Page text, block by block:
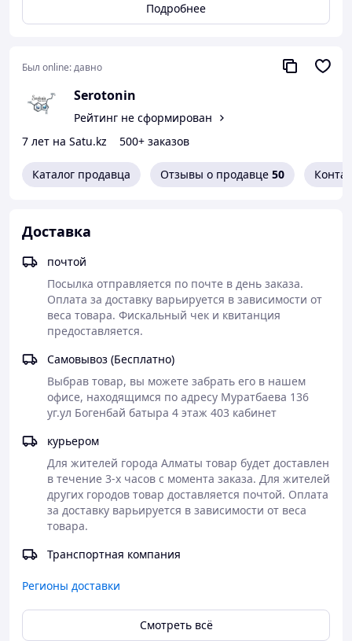
Подробнее
Был online:давно
Serotonin
Рейтинг не сформирован
7 лет на Satu.kz
500+ заказов
Каталог продавца Отзывы о продавце 50
Доставка
почтой
Посылка отправляется по почте в день заказа.
Оплата за доставку варьируется в зависимости от
веса товара. Фискальный чек и квитанция
предоставляется.
Самовывоз (Бесплатно)
Выбрав товар, вы можете забрать его в нашем
офисе, находящимся по адресу Муратбаева 136
уг.ул Богенбай батыра 4 этаж 403 кабинет
курьером
Для жителей города Алматы товар будет доставлен
в течение 3-х часов с момента заказа. Для жителей
других городов товар доставляется почтой. Оплата
за доставку варьируется в зависимости от веса
товара.
Транспортная компания
Регионы доставки
Смотреть всё